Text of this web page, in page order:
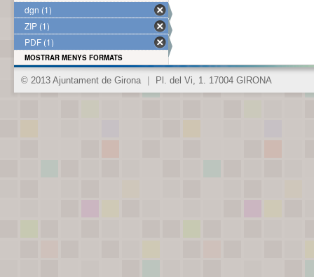
dgn (1)
ZIP (1)
PDF (1)
MOSTRAR MENYS FORMATS
© 2013 Ajuntament de Girona Pl. del Vi, 1. 17004 GIRONA